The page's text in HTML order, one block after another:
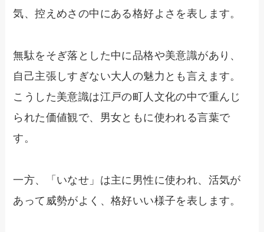
気、控えめさの中にある格好よさを表します。
無駄をそぎ落とした中に品格や美意識があり、
自己主張しすぎない大人の魅力とも言えます。
こうした美意識は江戸の町人文化の中で重んじ
られた価値観で、男女ともに使われる言葉で
す。
一方、「いなせ」は主に男性に使われ、活気が
あって威勢がよく、格好いい様子を表します。